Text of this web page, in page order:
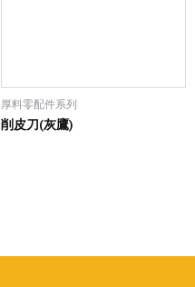
厚料零配件系列
削皮刀(灰鷹)